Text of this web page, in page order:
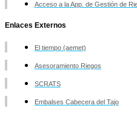
Acceso a la App. de Gestión de
Enlaces Externos
El tiempo (aemet)
Asesoramiento Riegos
SCRATS
Embalses Cabecera del Tajo